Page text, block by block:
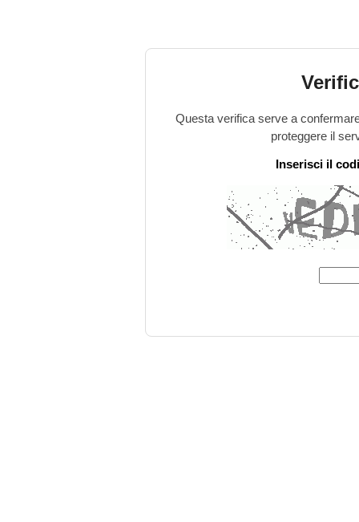
Questa verifica serve a
proteggere il
Inserisci il